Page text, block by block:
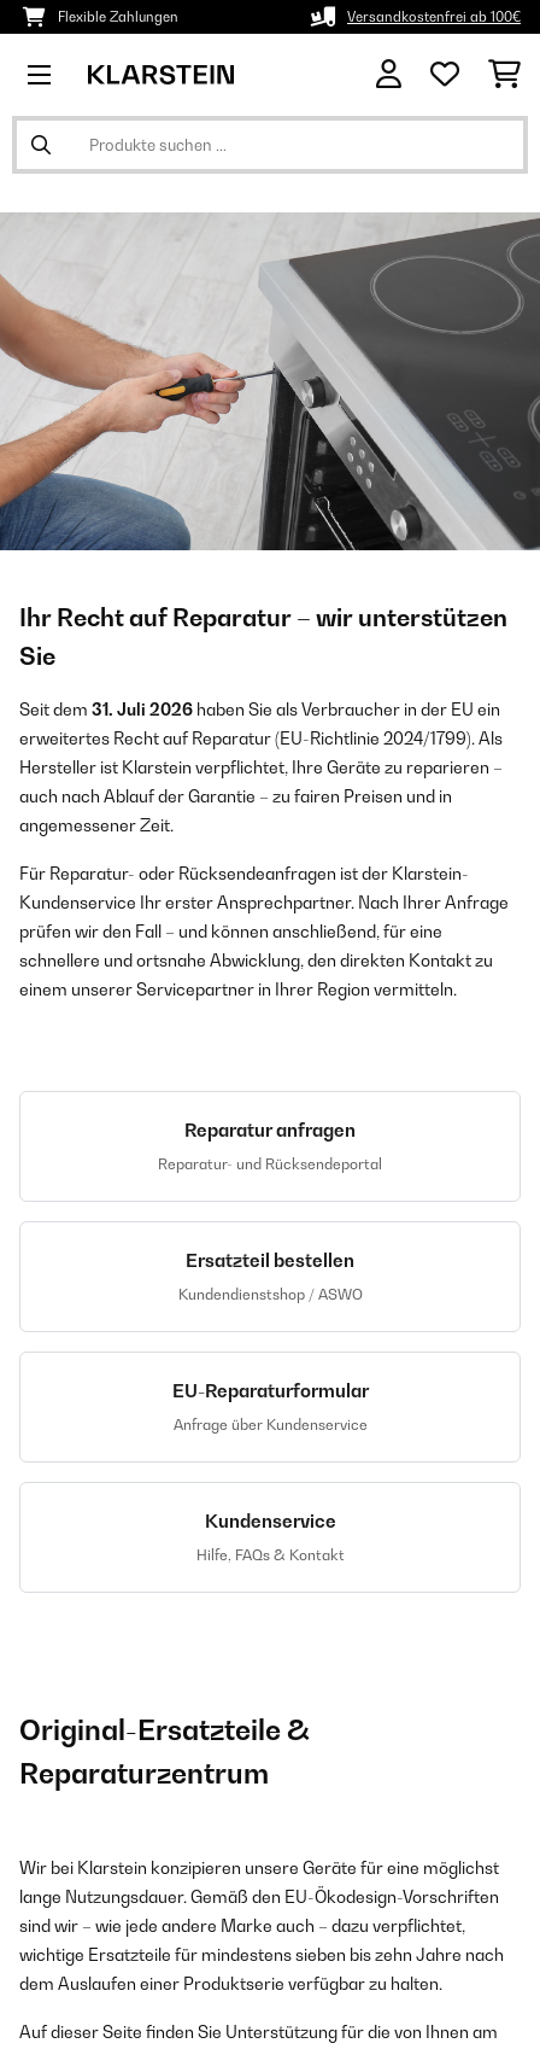
Flexible Zahlungen Versandkostenfrei ab 100€
Ihr Recht auf Reparatur – wir unterstützen
Sie
Seit dem 31. Juli 2026 haben Sie als Verbraucher in der EU ein
erweitertes Recht auf Reparatur (EU-Richtlinie 2024/1799). Als
Hersteller ist Klarstein verpflichtet, Ihre Geräte zu reparieren –
auch nach Ablauf der Garantie – zu fairen Preisen und in
angemessener Zeit.
Für Reparatur- oder Rücksendeanfragen ist der Klarstein-
Kundenservice Ihr erster Ansprechpartner. Nach Ihrer Anfrage
prüfen wir den Fall – und können anschließend, für eine
schnellere und ortsnahe Abwicklung, den direkten Kontakt zu
einem unserer Servicepartner in Ihrer Region vermitteln.
Reparatur anfragen
Reparatur- und Rücksendeportal
Ersatzteil bestellen
Kundendienstshop / ASWO
EU-Reparaturformular
Anfrage über Kundenservice
Kundenservice
Hilfe, FAQs & Kontakt
Original-Ersatzteile &
Reparaturzentrum
Wir bei Klarstein konzipieren unsere Geräte für eine möglichst
lange Nutzungsdauer. Gemäß den EU-Ökodesign-Vorschriften
sind wir – wie jede andere Marke auch – dazu verpflichtet,
wichtige Ersatzteile für mindestens sieben bis zehn Jahre nach
dem Auslaufen einer Produktserie verfügbar zu halten.
Auf dieser Seite finden Sie Unterstützung für die von Ihnen am